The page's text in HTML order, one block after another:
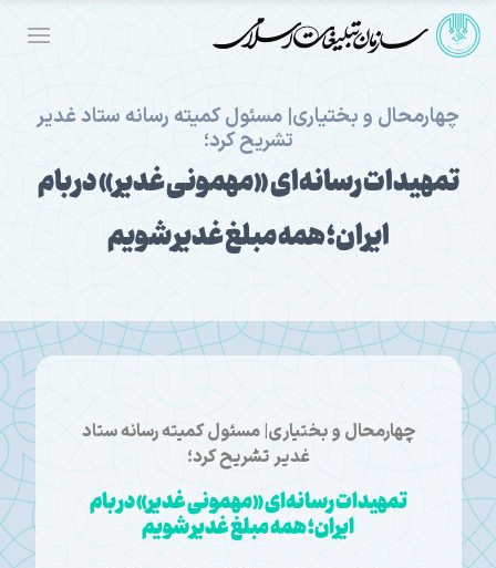
چهارمحال و بختیاری| مسئول کمیته رسانه ستاد غدیر
تشریح کرد؛
تمهیدات رسانه‌ای «مهمونی غدیر» در بام
ایران؛ همه مبلغ غدیر شویم
چهارمحال و بختیاری| مسئول کمیته رسانه ستاد
غدیر تشریح کرد؛
تمهیدات رسانه‌ای «مهمونی غدیر» در بام
ایران؛ همه مبلغ غدیر شویم